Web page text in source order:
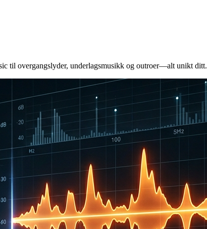
til overgangslyder, underlagsmusikk og outroer—alt unikt ditt.